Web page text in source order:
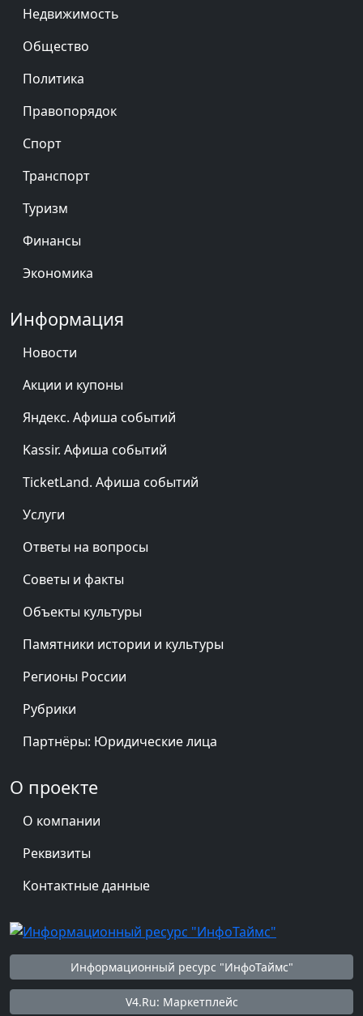
Недвижимость
Общество
Политика
Правопорядок
Спорт
Транспорт
Туризм
Финансы
Экономика
Информация
Новости
Акции и купоны
Яндекс. Афиша событий
Kassir. Афиша событий
TicketLand. Афиша событий
Услуги
Ответы на вопросы
Советы и факты
Объекты культуры
Памятники истории и культуры
Регионы России
Рубрики
Партнёры: Юридические лица
О проекте
О компании
Реквизиты
Контактные данные
Информационный ресурс "ИнфоТаймс"
V4.Ru: Маркетплейс